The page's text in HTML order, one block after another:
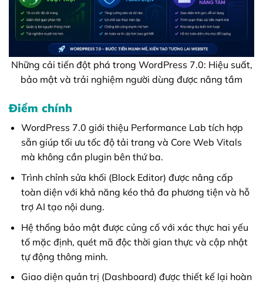
Những cải tiến đột phá trong WordPress 7.0: Hiệu suất,
bảo mật và trải nghiệm người dùng được nâng tầm
Điểm chính
WordPress 7.0 giới thiệu Performance Lab tích hợp
sẵn giúp tối ưu tốc độ tải trang và Core Web Vitals
mà không cần plugin bên thứ ba.
Trình chỉnh sửa khối (Block Editor) được nâng cấp
toàn diện với khả năng kéo thả đa phương tiện và hỗ
trợ AI tạo nội dung.
Hệ thống bảo mật được củng cố với xác thực hai yếu
tố mặc định, quét mã độc thời gian thực và cập nhật
tự động thông minh.
Giao diện quản trị (Dashboard) được thiết kế lại hoàn